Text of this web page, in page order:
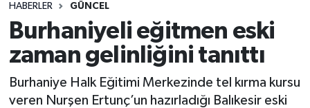
HABERLER GÜNCEL
Burhaniyeli eğitmen eski
zaman gelinliğini tanıttı
Burhaniye Halk Eğitimi Merkezinde tel kırma kursu
veren Nurşen Ertunç’un hazırladığı Balıkesir eski
İZMİR
ÖZEL HABER
POLİTİKA